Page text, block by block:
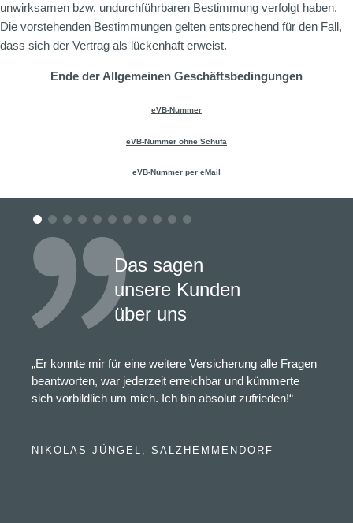
unwirksamen bzw. undurchführbaren Bestimmung verfolgt haben.
Die vorstehenden Bestimmungen gelten entsprechend für den Fall,
dass sich der Vertrag als lückenhaft erweist.
Ende der Allgemeinen Geschäftsbedingungen
eVB-Nummer
eVB-Nummer ohne Schufa
eVB-Nummer per eMail
Das sagen
unsere Kunden
über uns
„Er konnte mir für eine weitere Versicherung alle Fragen
beantworten, war jederzeit erreichbar und kümmerte
sich vorbildlich um mich. Ich bin absolut zufrieden!“
NIKOLAS JÜNGEL, SALZHEMMENDORF